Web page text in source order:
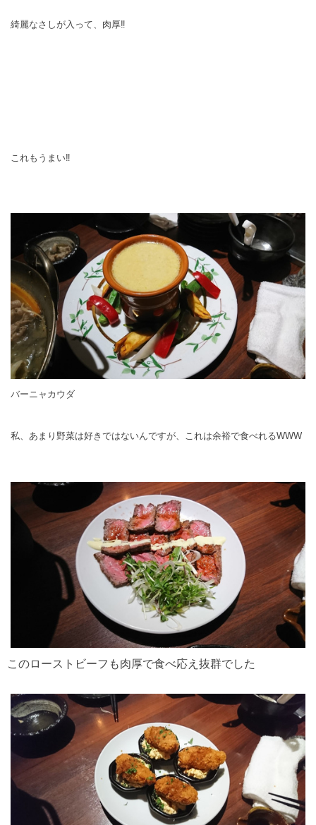
綺麗なさしが入って、肉厚‼
これもうまい‼
バーニャカウダ
私、あまり野菜は好きではないんですが、これは余裕で食べれるWWW
このローストビーフも肉厚で食べ応え抜群でした